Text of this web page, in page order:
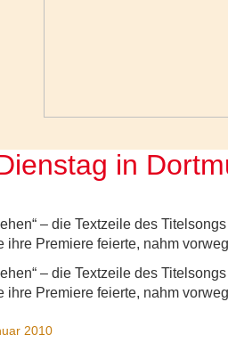
in
– die Textzeile des
ihre Premiere feierte, nahm
– die Textzeile des
ihre Premiere feierte, nahm
2010